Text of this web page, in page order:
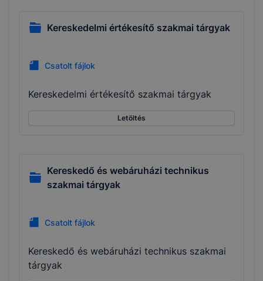
Kereskedelmi értékesítő szakmai tárgyak
Csatolt fájlok
Kereskedelmi értékesítő szakmai tárgyak
Letöltés
Kereskedő és webáruházi technikus
szakmai tárgyak
Csatolt fájlok
Kereskedő és webáruházi technikus szakmai
tárgyak